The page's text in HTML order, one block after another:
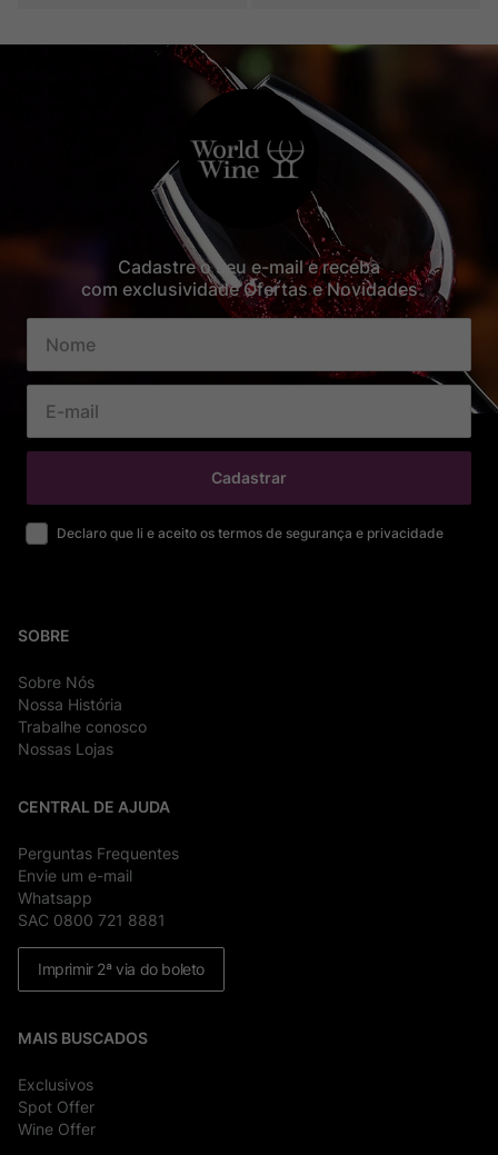
Cadastre o seu e-mail e receba
com exclusividade Ofertas e Novidades
Cadastrar
Declaro que li e aceito os termos de segurança e privacidade
SOBRE
Sobre Nós
Nossa História
Trabalhe conosco
Nossas Lojas
CENTRAL DE AJUDA
Perguntas Frequentes
Envie um e-mail
Whatsapp
SAC 0800 721 8881
Imprimir 2ª via do boleto
MAIS BUSCADOS
Exclusivos
Spot Offer
Wine Offer